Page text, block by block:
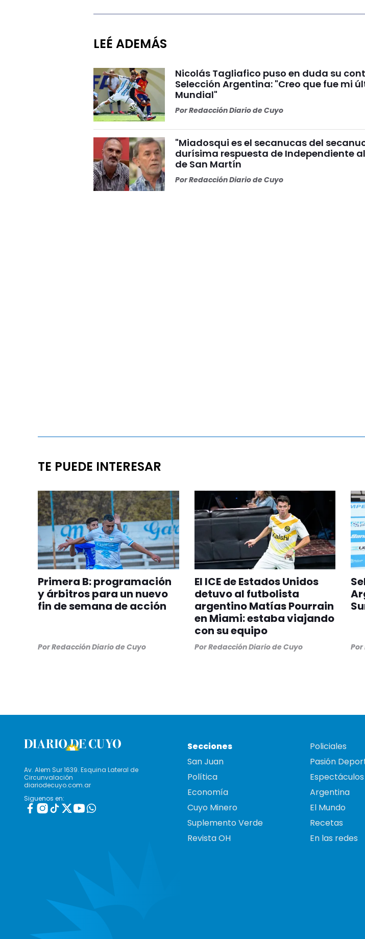
LEÉ ADEMÁS
Nicolás Tagliafico puso en duda su
Selección Argentina: "Creo que fue mi
Mundial"
PorRedacción Diario de Cuyo
"Miadosqui es el secanucas del
durísima respuesta de Independiente
de San Martín
PorRedacción Diario de Cuyo
TE PUEDE INTERESAR
Primera B: programación
y árbitros para un nuevo
fin de semana de acción
PorRedacción Diario de Cuyo
El ICE de Estados Unidos
detuvo al futbolista
argentino Matías Pourrain
en Miami: estaba viajando
con su equipo
PorRedacción Diario de Cuyo Por
Av. Alem Sur 1639. Esquina Lateral de
Circunvalación
diariodecuyo.com.ar
Siguenos en:
Secciones
San Juan
Política
Economía
Cuyo Minero
Suplemento Verde
Revista OH
Policiales
Pasión
Espectáculos
Argentina
El Mundo
Recetas
En las redes